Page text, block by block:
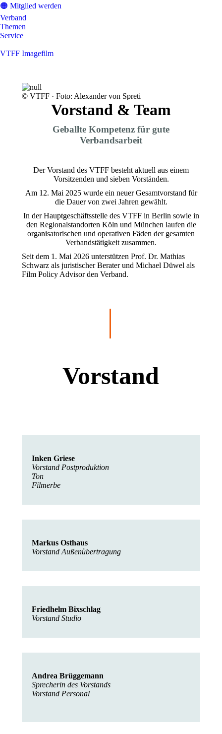
🟠 Mitglied werden
Verband
Themen
Service
VTFF Imagefilm
© VTFF · Foto: Alexander von Spreti
Vorstand & Team
Geballte Kompetenz für gute
Verbandsarbeit
Der Vorstand des VTFF besteht aktuell aus einem
Vorsitzenden und sieben Vorständen.
Am 12. Mai 2025 wurde ein neuer Gesamtvorstand für
die Dauer von zwei Jahren gewählt.
In der Hauptgeschäftsstelle des VTFF in Berlin sowie in
den Regionalstandorten Köln und München laufen die
organisatorischen und operativen Fäden der gesamten
Verbandstätigkeit zusammen.
Seit dem 1. Mai 2026 unterstützen Prof. Dr. Mathias
Schwarz als juristischer Berater und Michael Düwel als
Film Policy Advisor den Verband.
Vorstand
Inken Griese
Vorstand Postproduktion
Ton
Filmerbe
Markus Osthaus
Vorstand Außenübertragung
Friedhelm Bixschlag
Vorstand Studio
Andrea Brüggemann
Sprecherin des Vorstands
Vorstand Personal